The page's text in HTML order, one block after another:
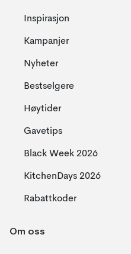
Inspirasjon
Kampanjer
Nyheter
Bestselgere
Høytider
Gavetips
Black Week 2026
KitchenDays 2026
Rabattkoder
Om oss